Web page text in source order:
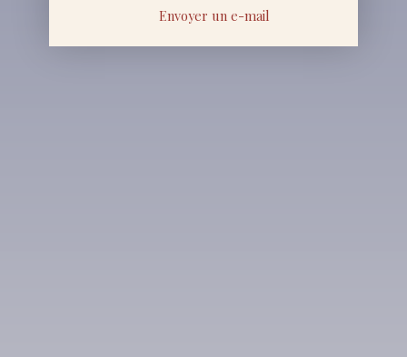
Envoyer un e-mail